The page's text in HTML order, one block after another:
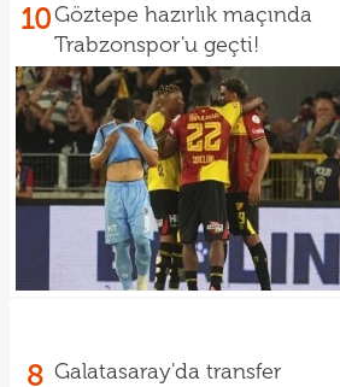
10Göztepe hazırlık maçında
Trabzonspor'u geçti!
8 Galatasaray'da transfer